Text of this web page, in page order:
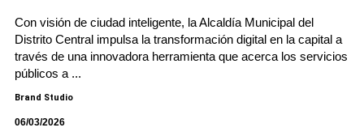
Con visión de ciudad inteligente, la Alcaldía Municipal del
Distrito Central impulsa la transformación digital en la capital a
través de una innovadora herramienta que acerca los servicios
públicos a ...
Brand Studio
06/03/2026